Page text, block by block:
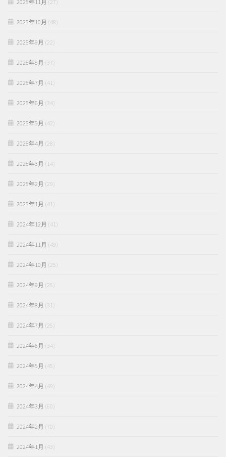
2025年11月 (27)
2025年10月 (48)
2025年9月 (22)
2025年8月 (37)
2025年7月 (41)
2025年6月 (34)
2025年5月 (42)
2025年4月 (28)
2025年3月 (14)
2025年2月 (29)
2025年1月 (41)
2024年12月 (41)
2024年11月 (49)
2024年10月 (25)
2024年9月 (25)
2024年8月 (31)
2024年7月 (25)
2024年6月 (34)
2024年5月 (45)
2024年4月 (49)
2024年3月 (60)
2024年2月 (70)
2024年1月 (43)